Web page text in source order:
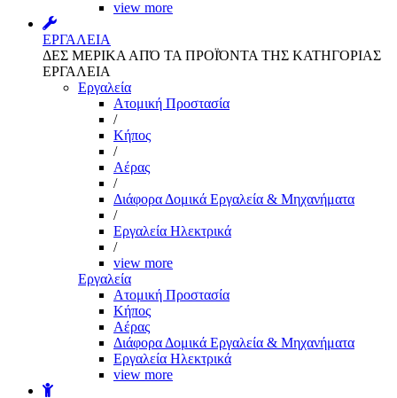
view more
ΕΡΓΑΛΕΙΑ
ΔΕΣ ΜΕΡΙΚΑ ΑΠΌ ΤΑ ΠΡΟΪΌΝΤΑ ΤΗΣ ΚΑΤΗΓΟΡΙΑΣ
ΕΡΓΑΛΕΙΑ
Εργαλεία
Aτομική Προστασία
/
Kήπος
/
Αέρας
/
Διάφορα Δομικά Εργαλεία & Μηχανήματα
/
Εργαλεία Ηλεκτρικά
/
view more
Εργαλεία
Aτομική Προστασία
Kήπος
Αέρας
Διάφορα Δομικά Εργαλεία & Μηχανήματα
Εργαλεία Ηλεκτρικά
view more